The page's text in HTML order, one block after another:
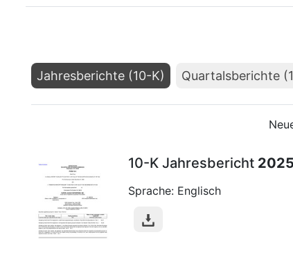
Jahresberichte (10-K) Quartalsberichte
10-K Jahresbericht 2025
Sprache: Englisch